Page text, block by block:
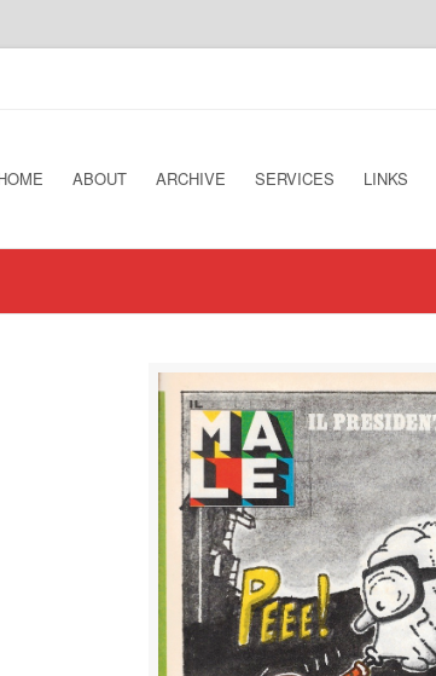
ABOUT ARCHIVE SERVICES LINKS